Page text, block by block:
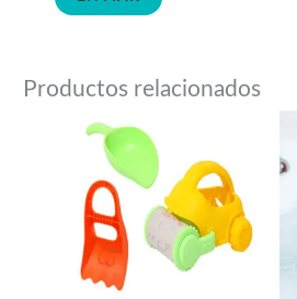
Productos relacionados